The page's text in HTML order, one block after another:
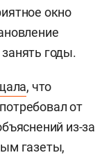
окно
годы.
, что
от
из-за
газеты,